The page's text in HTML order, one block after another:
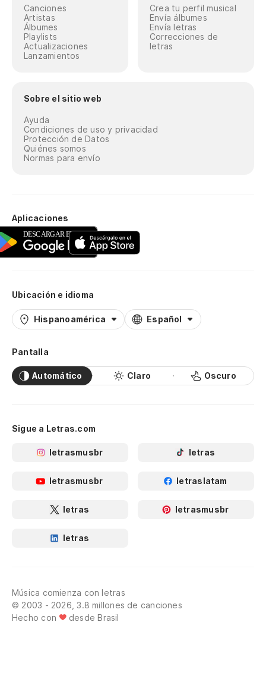
Canciones
Artistas
Álbumes
Playlists
Actualizaciones
Lanzamientos
Crea tu perfil musical
Envía álbumes
Envía letras
Correcciones de
letras
Sobre el sitio web
Ayuda
Condiciones de uso y privacidad
Protección de Datos
Quiénes somos
Normas para envío
Aplicaciones
Ubicación e idioma
Hispanoamérica Español
Pantalla
Automático Claro Oscuro
Sigue a Letras.com
letrasmusbr letras
letrasmusbr letraslatam
letras letrasmusbr
letras
Música comienza con letras
© 2003 - 2026, 3.8 millones de canciones
Hecho con
desde Brasil